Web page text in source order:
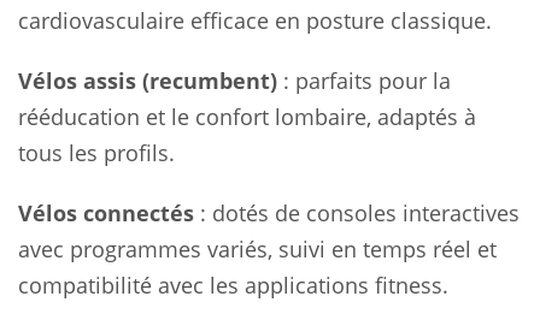
cardiovasculaire efficace en posture classique.
Vélos assis (recumbent) : parfaits pour la
rééducation et le confort lombaire, adaptés à
tous les profils.
Vélos connectés : dotés de consoles interactives
avec programmes variés, suivi en temps réel et
compatibilité avec les applications fitness.